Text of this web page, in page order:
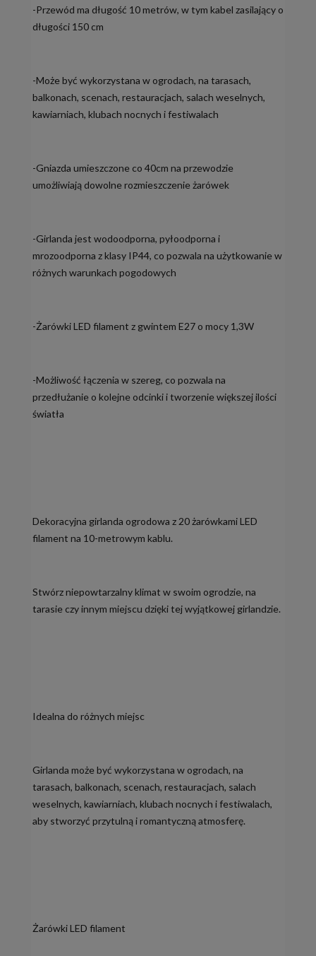
-Przewód ma długość 10 metrów, w tym kabel zasilający o
długości 150 cm
-Może być wykorzystana w ogrodach, na tarasach,
balkonach, scenach, restauracjach, salach weselnych,
kawiarniach, klubach nocnych i festiwalach
-Gniazda umieszczone co 40cm na przewodzie
umożliwiają dowolne rozmieszczenie żarówek
-Girlanda jest wodoodporna, pyłoodporna i
mrozoodporna z klasy IP44, co pozwala na użytkowanie w
różnych warunkach pogodowych
-Żarówki LED filament z gwintem E27 o mocy 1,3W
-Możliwość łączenia w szereg, co pozwala na
przedłużanie o kolejne odcinki i tworzenie większej ilości
światła
Dekoracyjna girlanda ogrodowa z 20 żarówkami LED
filament na 10-metrowym kablu.
Stwórz niepowtarzalny klimat w swoim ogrodzie, na
tarasie czy innym miejscu dzięki tej wyjątkowej girlandzie.
Idealna do różnych miejsc
Girlanda może być wykorzystana w ogrodach, na
tarasach, balkonach, scenach, restauracjach, salach
weselnych, kawiarniach, klubach nocnych i festiwalach,
aby stworzyć przytulną i romantyczną atmosferę.
Żarówki LED filament